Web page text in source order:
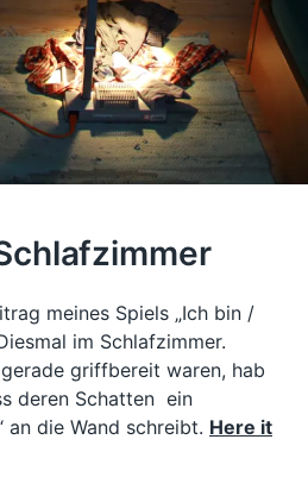
meines Spiels „Ich bin /
im Schlafzimmer.
griffbereit waren, hab
deren Schatten ein
an die Wand schreibt. Here it